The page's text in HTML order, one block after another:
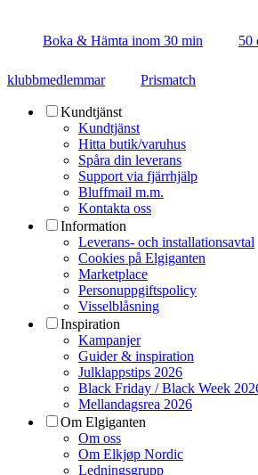
Boka & Hämta inom 30 min 50
klubbmedlemmar Prismatch
Kundtjänst
Kundtjänst
Hitta butik/varuhus
Spåra din leverans
Support via fjärrhjälp
Bluffmail m.m.
Kontakta oss
Information
Leverans- och installationsavtal
Cookies på Elgiganten
Marketplace
Personuppgiftspolicy
Visselblåsning
Inspiration
Kampanjer
Guider & inspiration
Julklappstips 2026
Black Friday / Black Week
Mellandagsrea 2026
Om Elgiganten
Om oss
Om Elkjøp Nordic
Ledningsgrupp